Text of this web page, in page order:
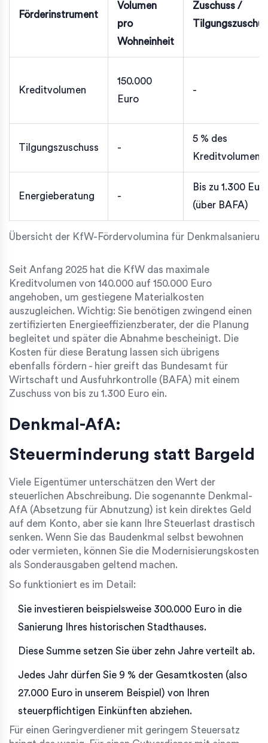
Übersicht der KfW-Fördervolumina für
Förderinstrument
Volumen
pro
Wohneinheit
Zuschuss /
Kreditvolumen
150.000
Euro
-
Tilgungszuschuss -
5 % des
Kreditvolumens
Energieberatung -
Bis zu 1.300
(über BAFA)
Seit Anfang 2025 hat die KfW das maximale
Kreditvolumen von 140.000 auf 150.000 Euro
angehoben, um gestiegene Materialkosten
auszugleichen. Wichtig: Sie benötigen zwingend einen
zertifizierten Energieeffizienzberater, der die Planung
begleitet und später die Abnahme bescheinigt. Die
Kosten für diese Beratung lassen sich übrigens
ebenfalls fördern - hier greift das Bundesamt für
Wirtschaft und Ausfuhrkontrolle (BAFA) mit einem
Zuschuss von bis zu 1.300 Euro ein.
Denkmal-AfA:
Steuerminderung statt Bargeld
Viele Eigentümer unterschätzen den Wert der
steuerlichen Abschreibung. Die sogenannte Denkmal-
AfA (Absetzung für Abnutzung) ist kein direktes Geld
auf dem Konto, aber sie kann Ihre Steuerlast drastisch
senken. Wenn Sie das Baudenkmal selbst bewohnen
oder vermieten, können Sie die Modernisierungskosten
als Sonderausgaben geltend machen.
So funktioniert es im Detail:
Sie investieren beispielsweise 300.000 Euro in die
Sanierung Ihres historischen Stadthauses.
Diese Summe setzen Sie über zehn Jahre verteilt ab.
Jedes Jahr dürfen Sie 9 % der Gesamtkosten (also
27.000 Euro in unserem Beispiel) von Ihren
steuerpflichtigen Einkünften abziehen.
Für einen Geringverdiener mit geringem Steuersatz